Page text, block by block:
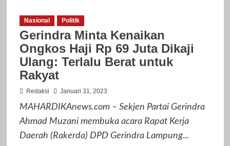
Binaan
WNA,
Rutan
Cipinang
Menerima
Kunjungan
Palestina
Nasional Politik
Gerindra Minta Kenaikan
Ongkos Haji Rp 69 Juta Dikaji
Ulang: Terlalu Berat untuk
Rakyat
Redaksi Januari 31, 2023
MAHARDIKAnews.com – Sekjen Partai Gerindra
Ahmad Muzani membuka acara Rapat Kerja
Daerah (Rakerda) DPD Gerindra Lampung...